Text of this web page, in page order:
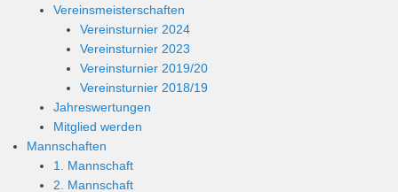
Vereinsmeisterschaften
Vereinsturnier 2024
Vereinsturnier 2023
Vereinsturnier 2019/20
Vereinsturnier 2018/19
Jahreswertungen
Mitglied werden
Mannschaften
1. Mannschaft
2. Mannschaft